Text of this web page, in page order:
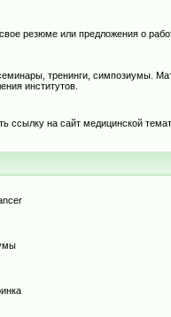
резюме или предложения о
тренинги, симпозиумы.
институтов.
ссылку на сайт медицинской